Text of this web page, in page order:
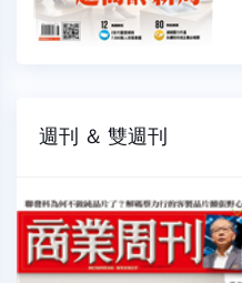
週刊 ＆ 雙週刊